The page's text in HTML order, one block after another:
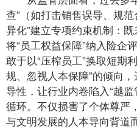
查”（如打击销售误导、规
异化”建立专项约束机制：
将“员工权益保障”纳入险企
敢于以“压榨员工”换取短期
规、忽视人本保障”的倾向
导性，让行业内卷陷入“越
循环。不仅损害了个体尊严
与文明发展的人本导向背道